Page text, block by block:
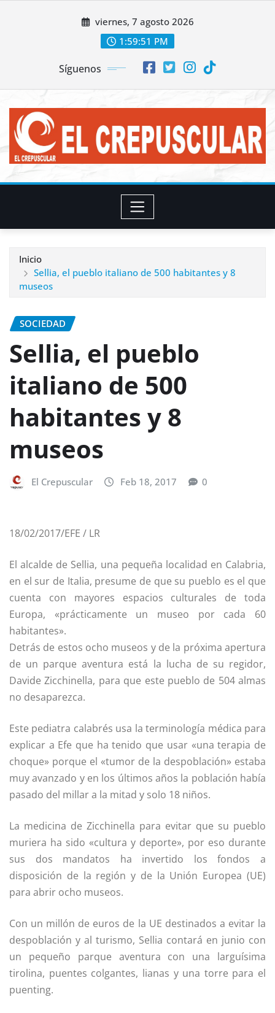
viernes, 7 agosto 2026
1:59:52 PM
Síguenos
Inicio
Sellia, el pueblo italiano de 500 habitantes y 8
museos
SOCIEDAD
Sellia, el pueblo
italiano de 500
habitantes y 8
museos
El Crepuscular Feb 18, 2017 0
18/02/2017/EFE / LR
El alcalde de Sellia, una pequeña localidad en Calabria,
en el sur de Italia, presume de que su pueblo es el que
cuenta con mayores espacios culturales de toda
Europa, «prácticamente un museo por cada 60
habitantes».
Detrás de estos ocho museos y de la próxima apertura
de un parque aventura está la lucha de su regidor,
Davide Zicchinella, para que este pueblo de 504 almas
no desaparezca.
Este pediatra calabrés usa la terminología médica para
explicar a Efe que ha tenido que usar «una terapia de
choque» porque el «tumor de la despoblación» estaba
muy avanzado y en los últimos años la población había
pasado del millar a la mitad y solo 18 niños.
La medicina de Zicchinella para evitar que su pueblo
muriera ha sido «cultura y deporte», por eso durante
sus dos mandatos ha invertido los fondos a
disposición de la región y de la Unión Europea (UE)
para abrir ocho museos.
Con un millón de euros de la UE destinados a evitar la
despoblación y al turismo, Sellia contará en junio con
un pequeño parque aventura con una larguísima
tirolina, puentes colgantes, lianas y una torre para el
puenting.